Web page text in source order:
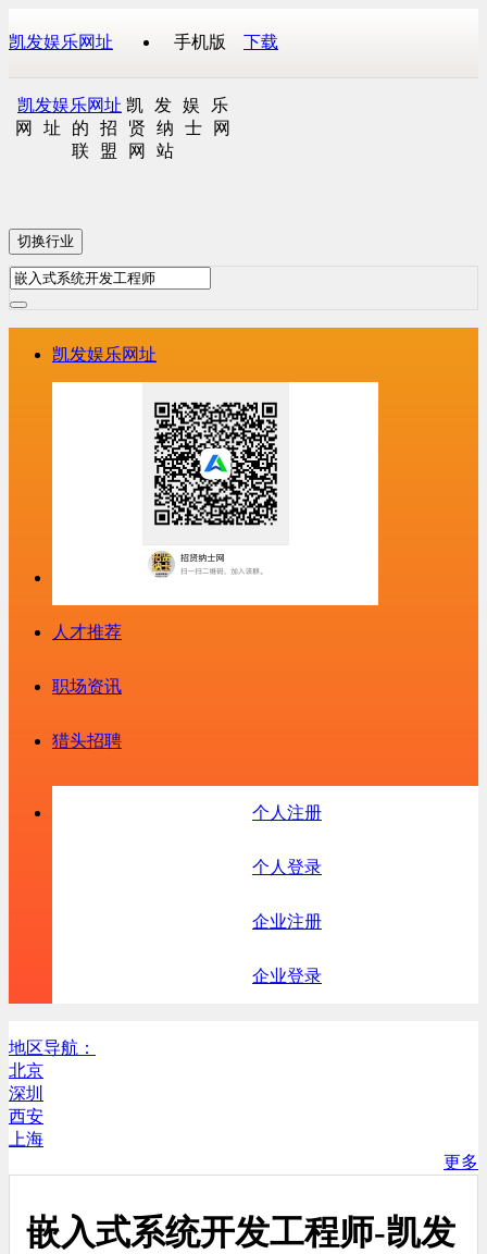
凯发娱乐网址 手机版 下载
凯发娱乐网址 凯发娱乐
网址的招贤纳士网
联盟网站
切换行业
凯发娱乐网址
人才推荐
职场资讯
猎头招聘
个人注册
个人登录
企业注册
企业登录
地区导航：
北京
深圳
西安
上海
更多
嵌入式系统开发工程师-凯发